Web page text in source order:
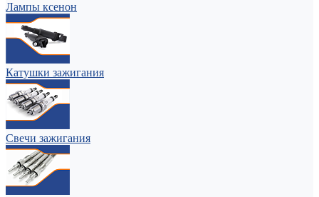
Лампы ксенон
Катушки зажигания
Свечи зажигания